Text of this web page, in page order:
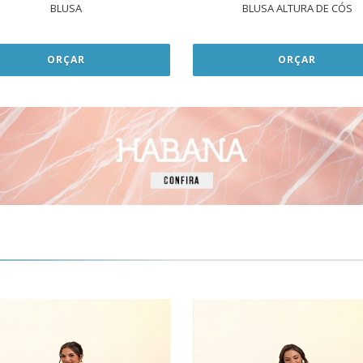
BLUSA
ORÇAR
BLUSA ALTURA DE CÓS
ORÇAR